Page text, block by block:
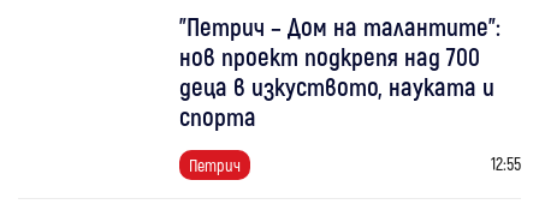
"Петрич – Дом на талантите":
нов проект подкрепя над 700
деца в изкуството, науката и
спорта
Петрич 12:55